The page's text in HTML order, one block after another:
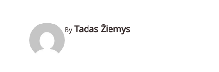
By Tadas Žiemys